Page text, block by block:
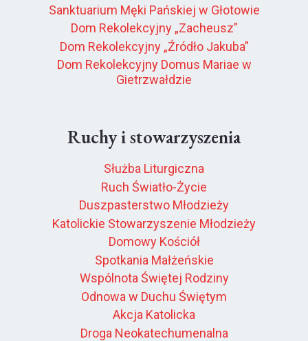
Sanktuarium Męki Pańskiej w Głotowie
Dom Rekolekcyjny „Zacheusz”
Dom Rekolekcyjny „Źródło Jakuba”
Dom Rekolekcyjny Domus Mariae w
Gietrzwałdzie
Ruchy i stowarzyszenia
Służba Liturgiczna
Ruch Światło-Życie
Duszpasterstwo Młodzieży
Katolickie Stowarzyszenie Młodzieży
Domowy Kościół
Spotkania Małżeńskie
Wspólnota Świętej Rodziny
Odnowa w Duchu Świętym
Akcja Katolicka
Droga Neokatechumenalna